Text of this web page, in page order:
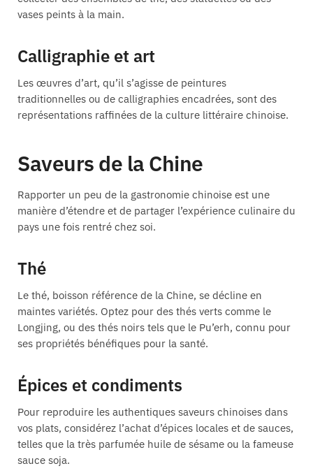
vases peints à la main.
Calligraphie et art
Les œuvres d’art, qu’il s’agisse de peintures
traditionnelles ou de calligraphies encadrées, sont des
représentations raffinées de la culture littéraire chinoise.
Saveurs de la Chine
Rapporter un peu de la gastronomie chinoise est une
manière d’étendre et de partager l’expérience culinaire du
pays une fois rentré chez soi.
Thé
Le thé, boisson référence de la Chine, se décline en
maintes variétés. Optez pour des thés verts comme le
Longjing, ou des thés noirs tels que le Pu’erh, connu pour
ses propriétés bénéfiques pour la santé.
Épices et condiments
Pour reproduire les authentiques saveurs chinoises dans
vos plats, considérez l’achat d’épices locales et de sauces,
telles que la très parfumée huile de sésame ou la fameuse
sauce soja.